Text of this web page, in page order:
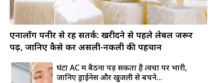
एनालॉग पनीर से रहें सतर्क: खरीदने से पहले लेबल जरूर
पढ़ें, जानिए कैसे करें असली-नकली की पहचान
घंटों AC में बैठना पड़ सकता है त्वचा पर भारी,
जानिए ड्राईनेस और खुजली से बचने...